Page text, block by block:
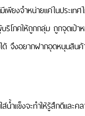
งจำหน่ายแค่ในประเท
คให้ถูกกลุ่ม ถูกจุดเป้า
จึงอยากฝากอุดหนุนสิน
น้ำแข็งจะทำให้รู้สึกดีแ